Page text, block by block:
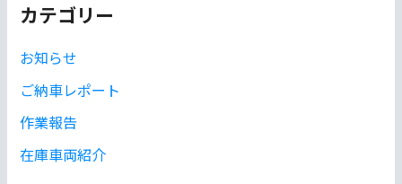
ブ
カテゴリー
お知らせ
ご納車レポート
作業報告
在庫車両紹介